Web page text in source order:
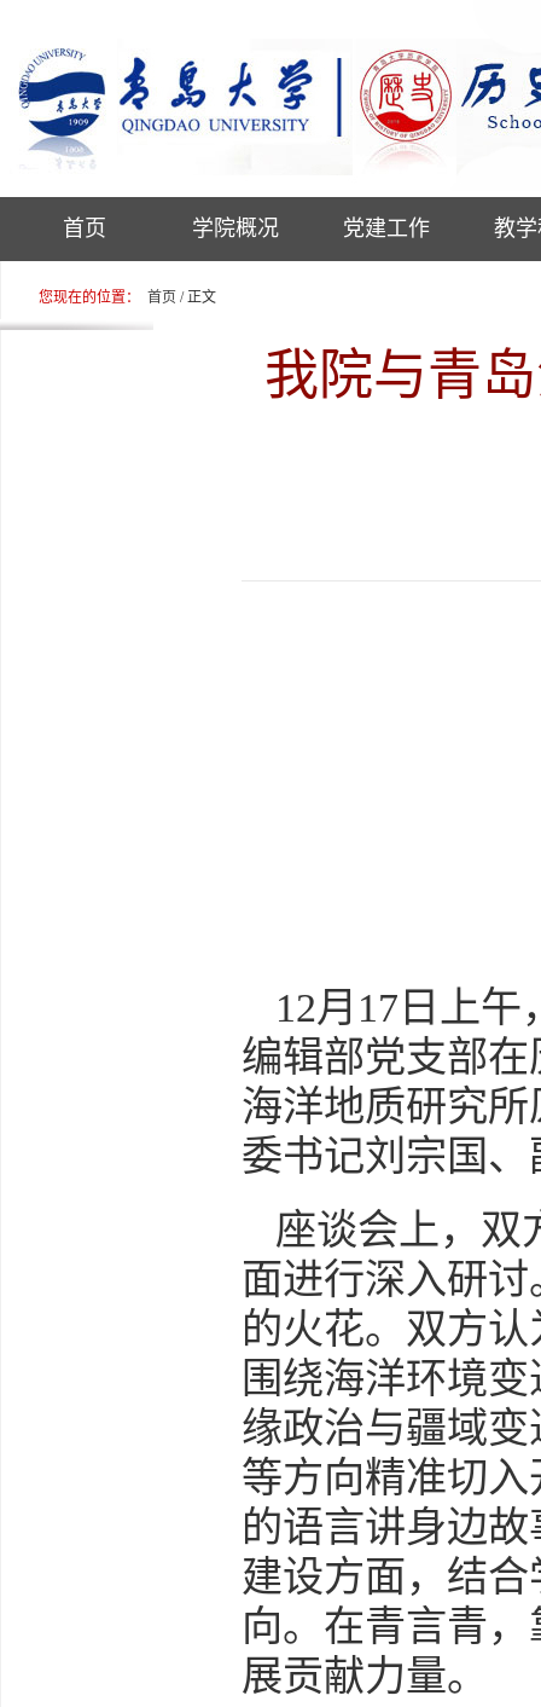
首页 学院概况 党建工作 教
您现在的位置： 首页 / 正文
我院与青
12月17日上
编辑部党支部
海洋地质研究
委书记刘宗国
座谈会上，双
面进行深入研
的火花。双方
围绕海洋环境
缘政治与疆域
等方向精准切
的语言讲身边
建设方面，结
向。在青言青
展贡献力量。